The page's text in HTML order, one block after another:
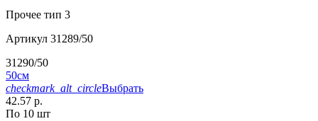
Прочее тип 3
Артикул 31289/50
31290/50
50см
checkmark_alt_circleВыбрать
42.57 р.
По 10 шт